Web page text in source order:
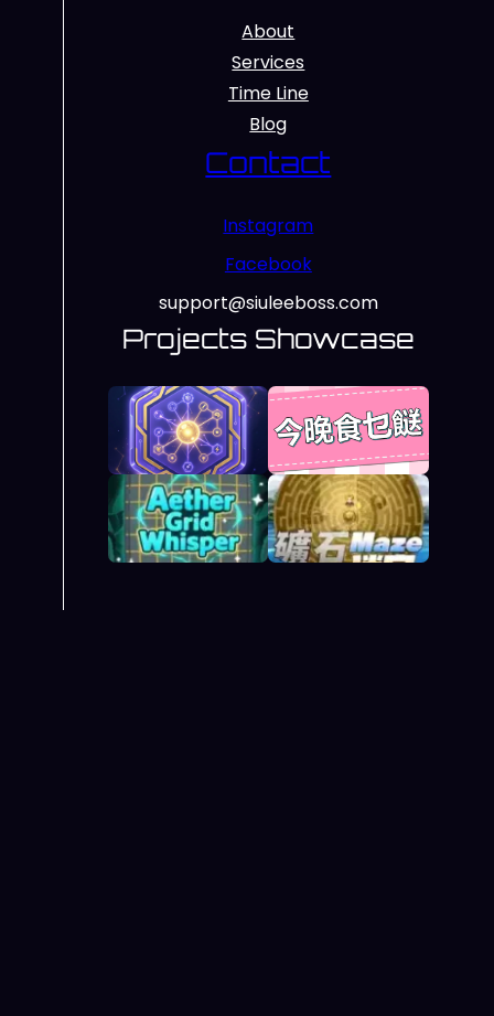
About
Services
Time Line
Blog
Contact
Instagram
Facebook
support@siuleeboss.com
Projects Showcase